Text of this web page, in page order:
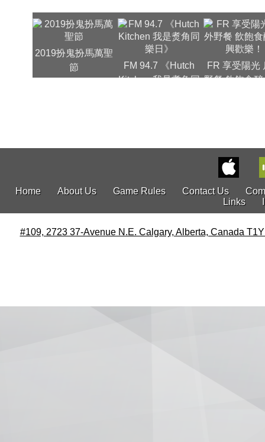
2019扮鬼扮馬萬聖
節
FM 94.7 《Hutch
Kitchen 我是煑角同
FR 享受陽光
野餐 飲飽食
Home About Us Game Rules Contact Us
Links
#109, 2723 37-Avenue N.E. Calgary, Alberta, Canada